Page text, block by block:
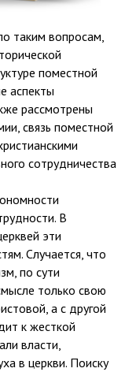
таким вопросам,
поместной
аспекты
рассмотрены
связь поместной
сотрудничества
В
эти
Случается, что
по сути
только свою
а с другой
к жесткой
власти,
в церкви. Поиску